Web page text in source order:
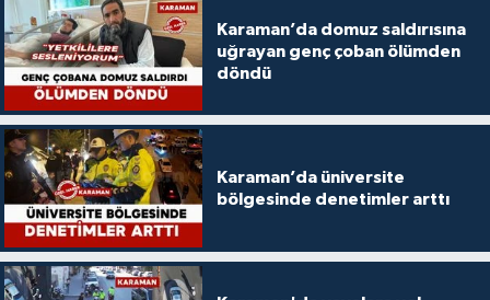
Karaman’da domuz saldırısına
uğrayan genç çoban ölümden
döndü
Karaman’da üniversite
bölgesinde denetimler arttı